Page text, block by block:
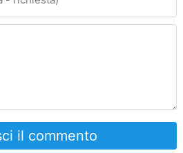
il commento